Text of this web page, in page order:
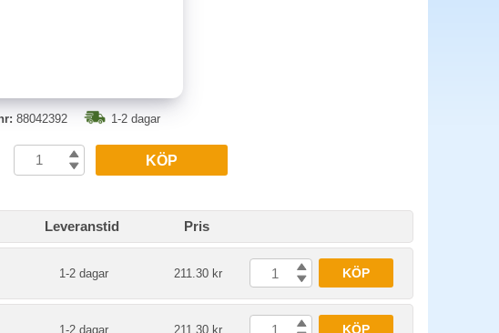
88042392 1-2 dagar
KÖP
Leveranstid Pris
1-2 dagar 211.30 kr KÖP
1-2 dagar 211.30 kr KÖP